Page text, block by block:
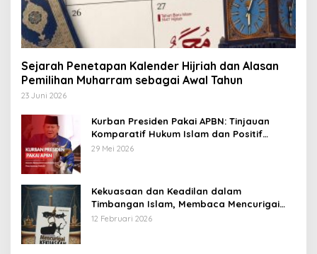
Sejarah Penetapan Kalender Hijriah dan Alasan
Pemilihan Muharram sebagai Awal Tahun
23 Juni 2026
Kurban Presiden Pakai APBN: Tinjauan
Komparatif Hukum Islam dan Positif
Negara
29 Mei 2026
Kekuasaan dan Keadilan dalam
Timbangan Islam, Membaca Mencurigai
Kekuasaan Karya Fitron Nur Iksan
12 Februari 2026